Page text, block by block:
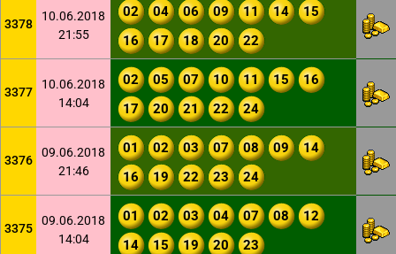
3378
10.06.2018
21:55
02 04 06 09 11 14
15
16
17 18 20 22
3377
10.06.2018
14:04
02 05 07 10 11 15
16
17
20 21 22 24
3376
09.06.2018
21:46
01 02 03 07 08 09
14
16
19 22 23 24
3375
09.06.2018
14:04
01 02 03 04 07 08
12
14
15 19 20 23